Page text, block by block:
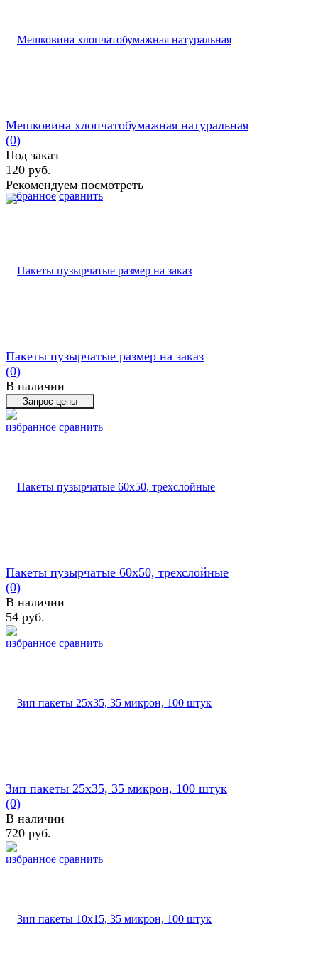
избранное сравнить
Мешковина хлопчатобумажная натуральная
(0)
Под заказ
120 руб.
Рекомендуем посмотреть
избранное сравнить
Пакеты пузырчатые размер на заказ
(0)
В наличии
избранное сравнить
Пакеты пузырчатые 60х50, трехслойные
(0)
В наличии
54 руб.
избранное сравнить
Зип пакеты 25х35, 35 микрон, 100 штук
(0)
В наличии
720 руб.